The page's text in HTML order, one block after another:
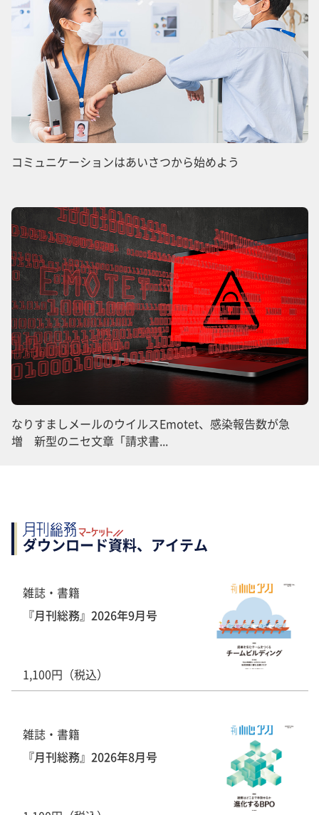
コミュニケーションはあいさつから始めよう
なりすましメールのウイルスEmotet、感染報告数が急
増 新型のニセ文章「請求書...
ダウンロード資料、アイテム
雑誌・書籍
『月刊総務』2026年9月号
1,100円（税込）
雑誌・書籍
『月刊総務』2026年8月号